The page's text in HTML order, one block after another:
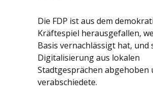
Die FDP ist aus dem
Kräftespiel herausgefallen,
Basis vernachlässigt hat, und
Digitalisierung aus lokalen
Stadtgesprächen abgehoben
verabschiedete.